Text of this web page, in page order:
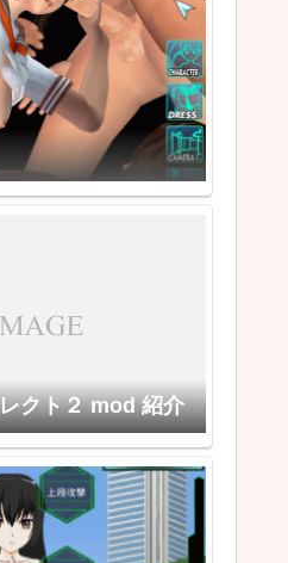
クト２ mod 紹介